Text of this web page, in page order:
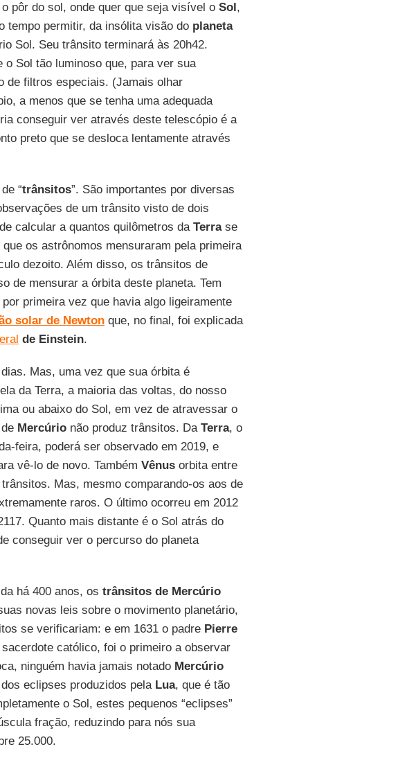
pôr do sol, onde quer que seja visível o Sol,
tempo permitir, da insólita visão do planeta
Sol. Seu trânsito terminará às 20h42.
o Sol tão luminoso que, para ver sua
de filtros especiais. (Jamais olhar
a menos que se tenha uma adequada
conseguir ver através deste telescópio é a
preto que se desloca lentamente através
“trânsitos”. São importantes por diversas
de um trânsito visto de dois
calcular a quantos quilômetros da Terrase
os astrônomos mensuraram pela primeira
dezoito. Além disso, os trânsitos de
de mensurar a órbita deste planeta. Tem
primeira vez que havia algo ligeiramente
solar de Newtonque, no final, foi explicada
de Einstein.
Mas, uma vez que sua órbita é
da Terra, a maioria das voltas, do nosso
ou abaixo do Sol, em vez de atravessar o
Mercúrionão produz trânsitos. Da Terra, o
feira, poderá ser observado em 2019, e
vê-lo de novo. Também Vênusorbita entre
Mas, mesmo comparando-os aos de
raros. O último ocorreu em 2012
Quanto mais distante é o Sol atrás do
conseguir ver o percurso do planeta
há 400 anos, os trânsitos de Mercúrio
novas leis sobre o movimento planetário,
se verificariam: e em 1631 o padre Pierre
católico, foi o primeiro a observar
ninguém havia jamais notado Mercúrio
eclipses produzidos pela Lua, que é tão
o Sol, estes pequenos “eclipses”
fração, reduzindo para nós sua
25.000.